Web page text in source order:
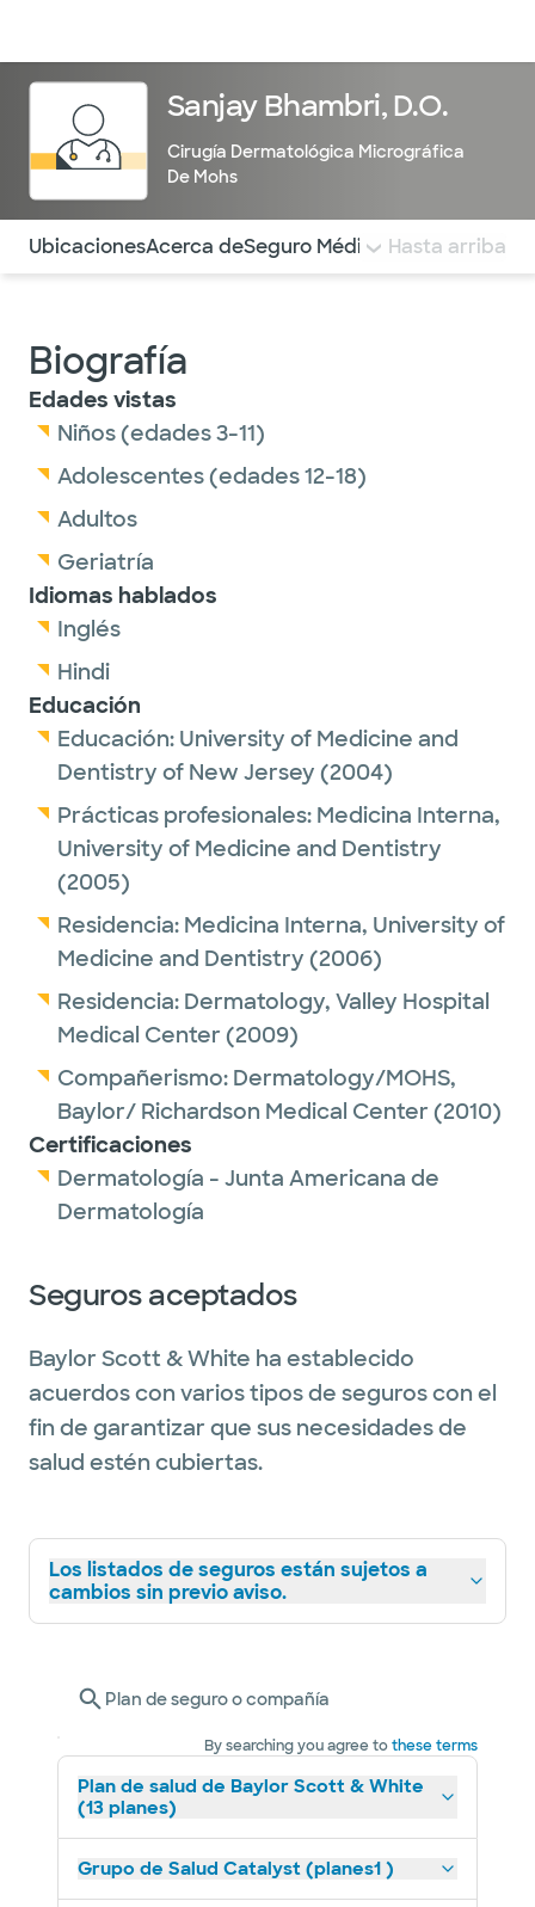
Sanjay Bhambri, D.O.
Cirugía Dermatológica Micrográfica
De Mohs
Utilice esta navegación para saltar rápidamente a
UbicacionesAcerca deSeguro Médico COMENTARIOS
Hasta arriba
Biografía
Edades vistas
Niños (edades 3-11)
Adolescentes (edades 12-18)
Adultos
Geriatría
Idiomas hablados
Inglés
Hindi
Educación
Educación: University of Medicine and
Dentistry of New Jersey (2004)
Prácticas profesionales: Medicina Interna,
University of Medicine and Dentistry
(2005)
Residencia: Medicina Interna, University of
Medicine and Dentistry (2006)
Residencia: Dermatology, Valley Hospital
Medical Center (2009)
Compañerismo: Dermatology/MOHS,
Baylor/ Richardson Medical Center (2010)
Certificaciones
Dermatología - Junta Americana de
Dermatología
Seguros aceptados
Baylor Scott & White ha establecido
acuerdos con varios tipos de seguros con el
fin de garantizar que sus necesidades de
salud estén cubiertas.
Los listados de seguros están sujetos a
cambios sin previo aviso.
Plan de seguro o compañía
By searching you agree tothese terms
Plan de salud de Baylor Scott & White
(13 planes)
Grupo de Salud Catalyst (planes1 )